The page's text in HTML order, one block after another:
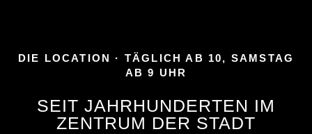
DIE LOCATION · TÄGLICH AB 10, SAMSTAG
AB 9 UHR
SEIT JAHRHUNDERTEN IM
ZENTRUM DER STADT